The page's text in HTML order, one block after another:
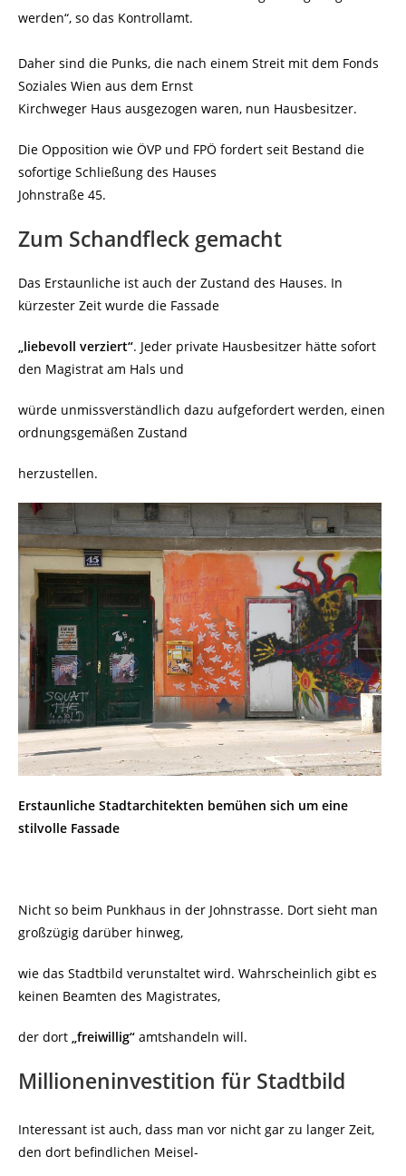
werden“, so das Kontrollamt.
Daher sind die Punks, die nach einem Streit mit dem Fonds
Soziales Wien aus dem Ernst
Kirchweger Haus ausgezogen waren, nun Hausbesitzer.
Die Opposition wie ÖVP und FPÖ fordert seit Bestand die
sofortige Schließung des Hauses
Johnstraße 45.
Zum Schandfleck gemacht
Das Erstaunliche ist auch der Zustand des Hauses. In
kürzester Zeit wurde die Fassade
„liebevoll verziert“. Jeder private Hausbesitzer hätte sofort
den Magistrat am Hals und
würde unmissverständlich dazu aufgefordert werden, einen
ordnungsgemäßen Zustand
herzustellen.
Erstaunliche Stadtarchitekten bemühen sich um eine
stilvolle Fassade
Nicht so beim Punkhaus in der Johnstrasse. Dort sieht man
großzügig darüber hinweg,
wie das Stadtbild verunstaltet wird. Wahrscheinlich gibt es
keinen Beamten des Magistrates,
der dort „freiwillig“ amtshandeln will.
Millioneninvestition für Stadtbild
Interessant ist auch, dass man vor nicht gar zu langer Zeit,
den dort befindlichen Meisel-